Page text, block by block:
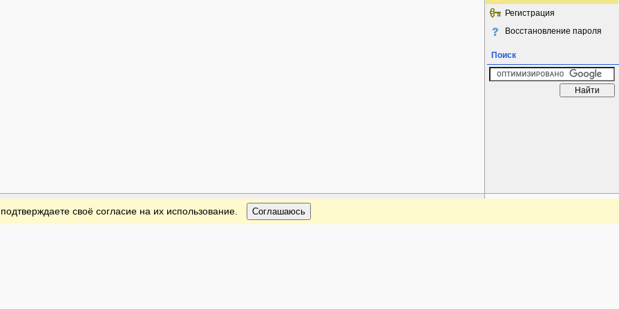
Регистрация
Восстановление пароля
Поиск
своё согласие на их использование. Соглашаюсь